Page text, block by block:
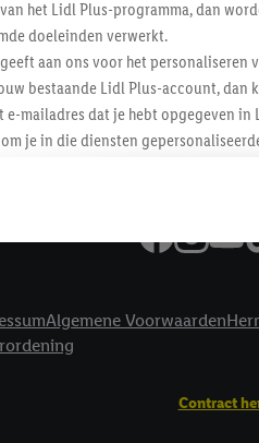
Algemene Voorwaarden
Contract
het Lidl Plus-programma, dan
doeleinden verwerkt.
aan ons voor het personaliseren
bestaande Lidl Plus-account, dan
mailadres dat je hebt opgegeven
je in die diensten
geeft, dan kunnen retargeting
(bijvoorbeeld door het product
andere identifiers of met
instemt. Verder kan je er meer